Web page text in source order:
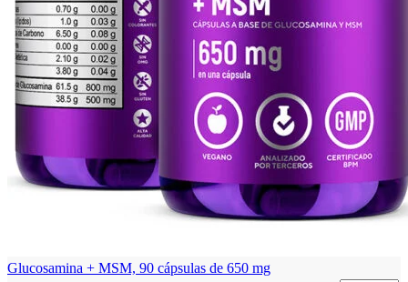
Glucosamina + MSM, 90 cápsulas de 650 mg